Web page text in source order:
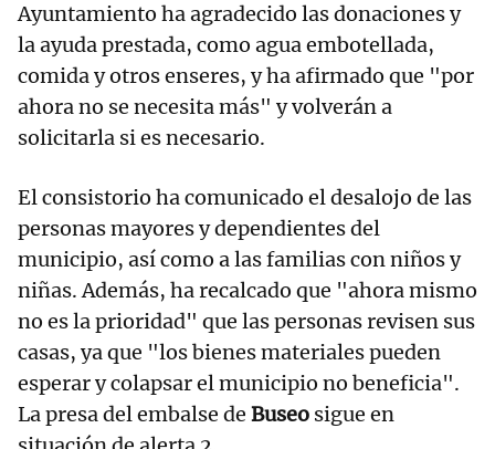
Ayuntamiento ha agradecido las donaciones y
la ayuda prestada, como agua embotellada,
comida y otros enseres, y ha afirmado que "por
ahora no se necesita más" y volverán a
solicitarla si es necesario.
El consistorio ha comunicado el desalojo de las
personas mayores y dependientes del
municipio, así como a las familias con niños y
niñas. Además, ha recalcado que "ahora mismo
no es la prioridad" que las personas revisen sus
casas, ya que "los bienes materiales pueden
esperar y colapsar el municipio no beneficia".
La presa del embalse de Buseo sigue en